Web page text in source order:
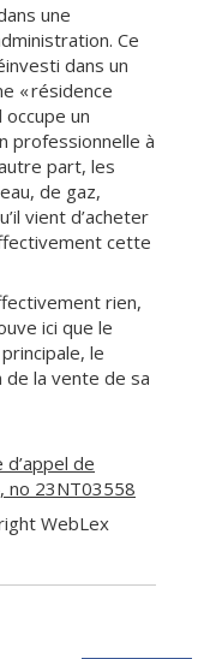
une
Ce
dans un
« résidence
occupe un
professionnelle à
part, les
de gaz,
vient d’acheter
cette
rien,
ici que le
le
de la vente de sa
de
no 23NT03558
WebLex